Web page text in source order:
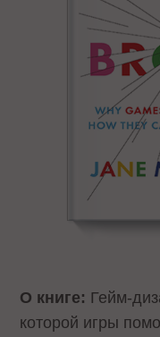
О книге: Гейм-
которой игры